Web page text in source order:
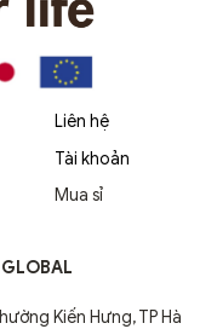
Liên hệ
Tài khoản
Mua sỉ
Kiến Hưng, TP Hà